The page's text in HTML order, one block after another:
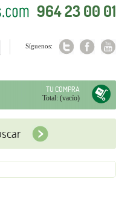
964 23 00 01
Síguenos:
TU COMPRA
Total: (vacío)